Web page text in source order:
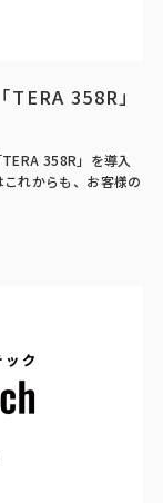
358R」
358R」を導入
れからも、お客様の